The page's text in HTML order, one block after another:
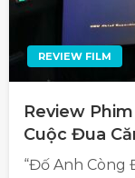
REVIEW FILM
Review
Cuộc Đua
“Đố Anh Còng